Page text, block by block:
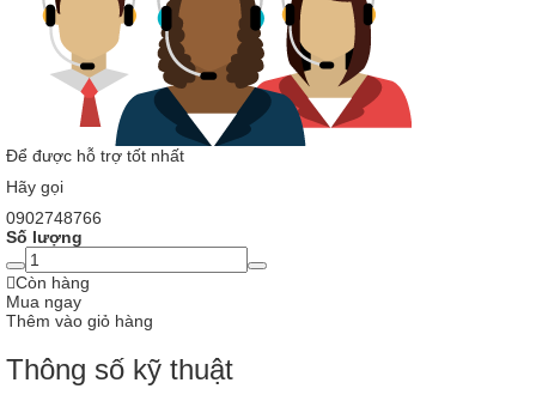
Để được hỗ trợ tốt nhất
Hãy gọi
0902748766
Số lượng
Còn hàng
Mua ngay
Thêm vào giỏ hàng
Thông số kỹ thuật